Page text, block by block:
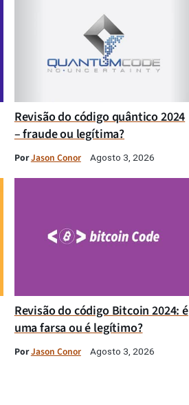
Revisão do código quântico 2024
– fraude ou legítima?
PorJason Conor Agosto 3, 2026
Revisão do código Bitcoin 2024: é
uma farsa ou é legítimo?
PorJason Conor Agosto 3, 2026